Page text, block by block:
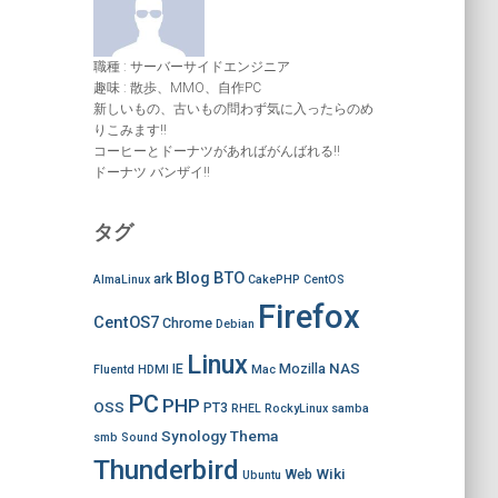
職種 : サーバーサイドエンジニア
趣味 : 散歩、MMO、自作PC
新しいもの、古いもの問わず気に入ったらのめ
りこみます!!
コーヒーとドーナツがあればがんばれる!!
ドーナツ バンザイ!!
タグ
AlmaLinux ark Blog BTO CakePHP CentOS
CentOS7 Chrome Debian Firefox
Fluentd HDMI IE Linux Mac Mozilla NAS
OSS PC PHP PT3 RHEL RockyLinux samba
smb Sound Synology Thema
Thunderbird Ubuntu Web Wiki